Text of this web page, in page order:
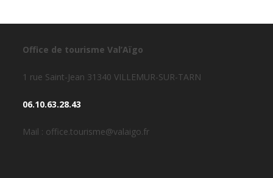
Office de tourisme Val’Aïgo
1 rue Saint-Jean 31340 VILLEMUR-SUR-TARN
06.10.63.28.43
Mail : office.tourisme@valaigo.fr